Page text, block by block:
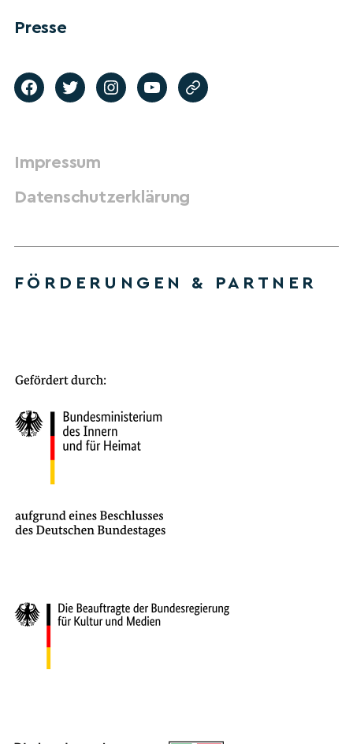
Presse
Impressum
Datenschutzerklärung
FÖRDERUNGEN & PARTNER